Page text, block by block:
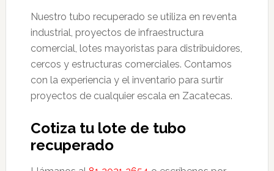
Nuestro tubo recuperado se utiliza en reventa
industrial, proyectos de infraestructura
comercial, lotes mayoristas para distribuidores,
cercos y estructuras comerciales. Contamos
con la experiencia y el inventario para surtir
proyectos de cualquier escala en Zacatecas.
Cotiza tu lote de tubo
recuperado